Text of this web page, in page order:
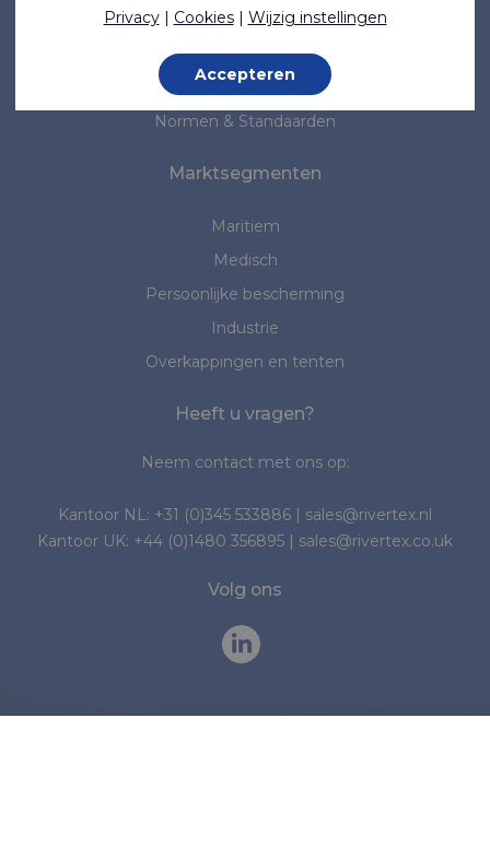
Over ons
Nieuws
Normen & Standaarden
Marktsegmenten
Maritiem
Medisch
Persoonlijke bescherming
Industrie
Overkappingen en tenten
Heeft u vragen?
Neem contact met ons op:
Kantoor NL: +31 (0)345 533886
sales@rivertex.nl
Kantoor UK: +44 (0)1480 356895 sales@rivertex.co.uk
Volg ons
Privacy| Cookies| Wijzig instellingen
Accepteren